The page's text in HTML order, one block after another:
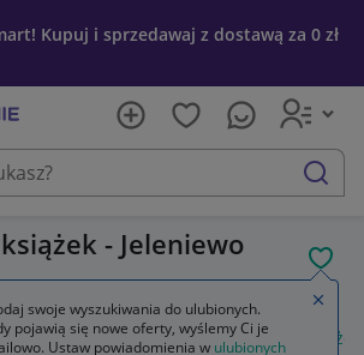
Kupuj i sprzedawaj z dostawą za 0 zł
szukaj
- Jeleniewo
Kultura i rozrywka Gadżety Zakładki
zakładki indeksujące zakładki do książek
swoje wyszukiwania do ulubionych.
pojawią się nowe oferty, wyślemy Ci je
Ustaw powiadomienia w ulubionych